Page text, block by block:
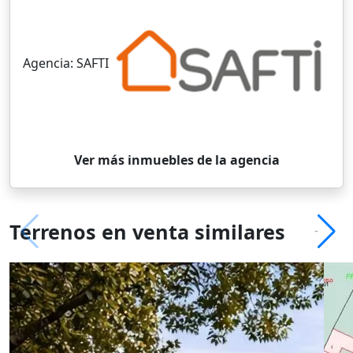
Agencia: SAFTI
Ver más inmuebles de la agencia
Terrenos en venta similares